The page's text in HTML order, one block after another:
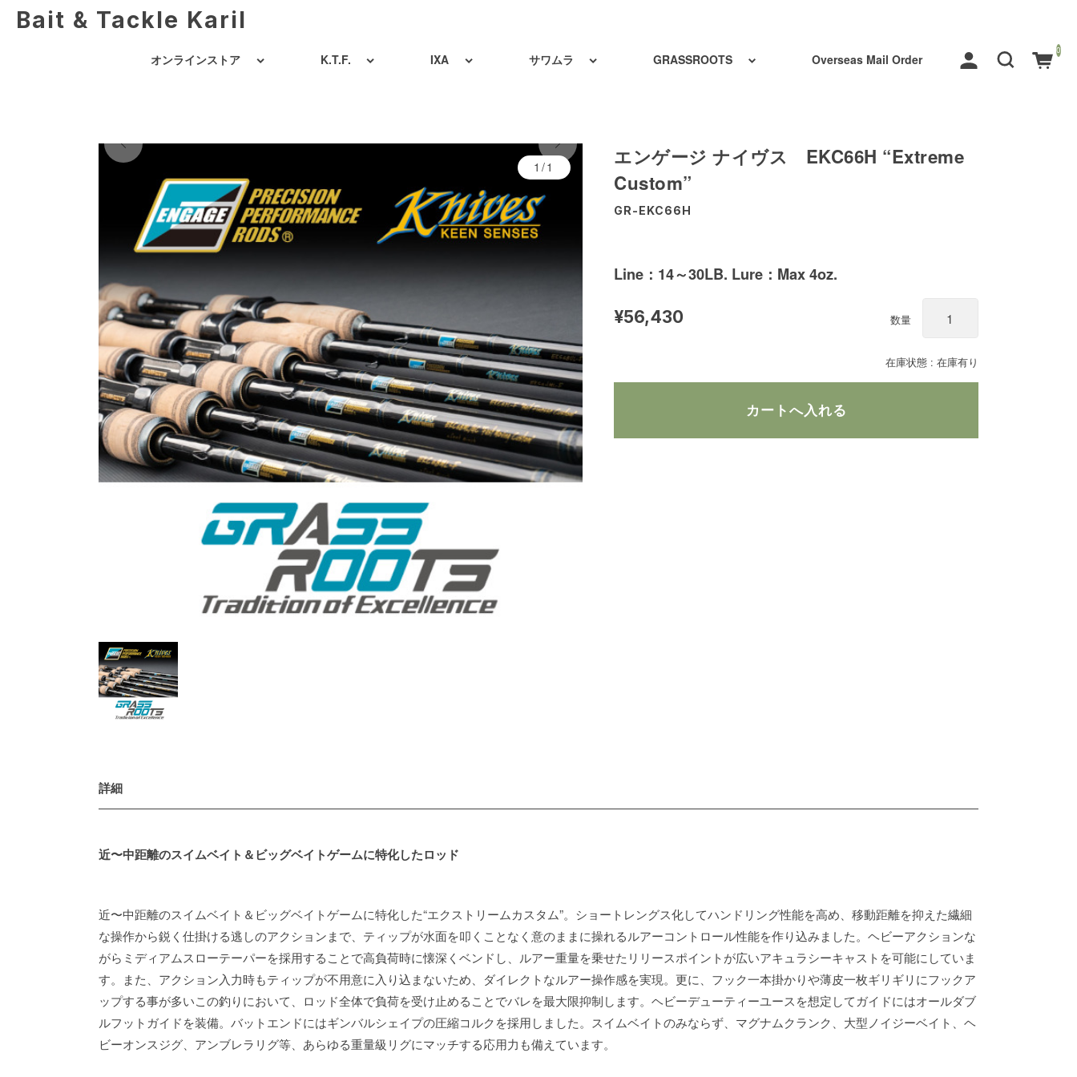
Bait & Tackle Karil
オンラインストア K.T.F. IXA サワムラ GRASSROOTS Overseas Mail Order
0
1/1
エンゲージ ナイヴス EKC66H “Extreme
Custom”
GR-EKC66H
Line：14～30LB. Lure：Max 4oz.
在庫状態 : 在庫有り
¥56,430 数量
詳細
近〜中距離のスイムベイト＆ビッグベイトゲームに特化したロッド
近〜中距離のスイムベイト＆ビッグベイトゲームに特化した“エクストリームカスタム”。ショートレングス化してハンドリング性能を高め、移動距離を抑えた繊細
な操作から鋭く仕掛ける逃しのアクションまで、ティップが水面を叩くことなく意のままに操れるルアーコントロール性能を作り込みました。ヘビーアクションな
がらミディアムスローテーパーを採用することで高負荷時に懐深くベンドし、ルアー重量を乗せたリリースポイントが広いアキュラシーキャストを可能にしていま
す。また、アクション入力時もティップが不用意に入り込まないため、ダイレクトなルアー操作感を実現。更に、フック一本掛かりや薄皮一枚ギリギリにフックア
ップする事が多いこの釣りにおいて、ロッド全体で負荷を受け止めることでバレを最大限抑制します。ヘビーデューティーユースを想定してガイドにはオールダブ
ルフットガイドを装備。バットエンドにはギンバルシェイプの圧縮コルクを採用しました。スイムベイトのみならず、マグナムクランク、大型ノイジーベイト、ヘ
ビーオンスジグ、アンブレラリグ等、あらゆる重量級リグにマッチする応用力も備えています。